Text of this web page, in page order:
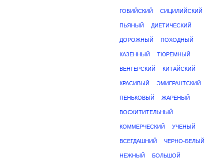
ГОБИЙСКИЙ СИЦИЛИЙСКИЙ
ПЬЯНЫЙ ДИЕТИЧЕСКИЙ
ДОРОЖНЫЙ ПОХОДНЫЙ
КАЗЕННЫЙ ТЮРЕМНЫЙ
ВЕНГЕРСКИЙ КИТАЙСКИЙ
КРАСИВЫЙ ЭМИГРАНТСКИЙ
ПЕНЬКОВЫЙ ЖАРЕНЫЙ
ВОСХИТИТЕЛЬНЫЙ
КОММЕРЧЕСКИЙ УЧЕНЫЙ
ВСЕГДАШНИЙ ЧЕРНО-БЕЛЫЙ
НЕЖНЫЙ БОЛЬШОЙ